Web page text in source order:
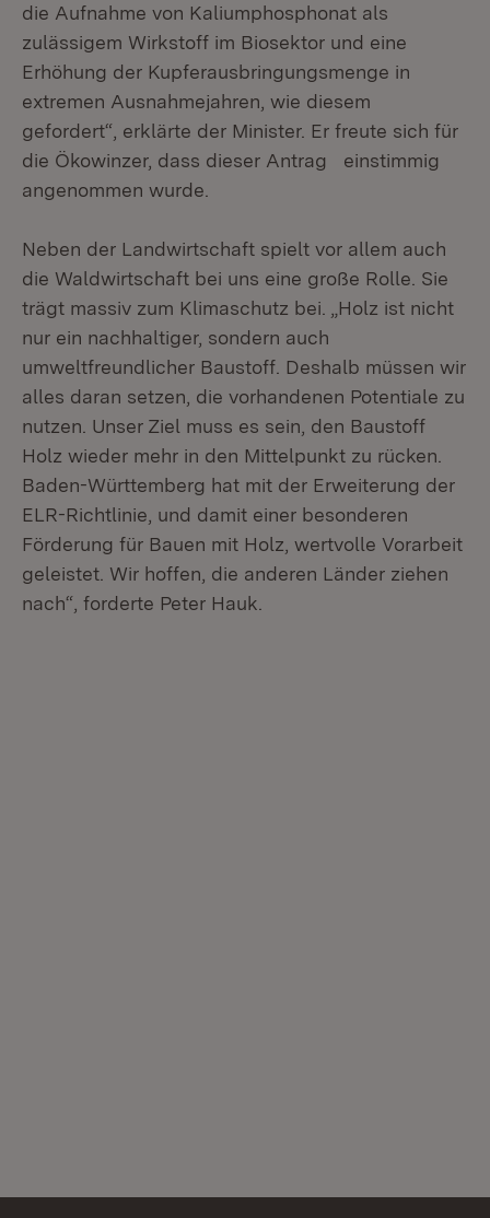
die Aufnahme von Kaliumphosphonat als
zulässigem Wirkstoff im Biosektor und eine
Erhöhung der Kupferausbringungsmenge in
extremen Ausnahmejahren, wie diesem
gefordert“, erklärte der Minister. Er freute sich für
die Ökowinzer, dass dieser Antrag einstimmig
angenommen wurde.
Neben der Landwirtschaft spielt vor allem auch
die Waldwirtschaft bei uns eine große Rolle. Sie
trägt massiv zum Klimaschutz bei. „Holz ist nicht
nur ein nachhaltiger, sondern auch
umweltfreundlicher Baustoff. Deshalb müssen wir
alles daran setzen, die vorhandenen Potentiale zu
nutzen. Unser Ziel muss es sein, den Baustoff
Holz wieder mehr in den Mittelpunkt zu rücken.
Baden-Württemberg hat mit der Erweiterung der
ELR-Richtlinie, und damit einer besonderen
Förderung für Bauen mit Holz, wertvolle Vorarbeit
geleistet. Wir hoffen, die anderen Länder ziehen
nach“, forderte Peter Hauk.